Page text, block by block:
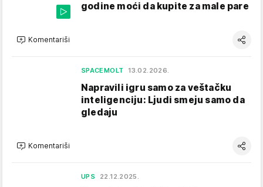
godine moći da kupite za male pare
Komentariši
SPACEMOLT 13.02.2026.
Napravili igru samo za veštačku
inteligenciju: Ljudi smeju samo da
gledaju
Komentariši
UPS 22.12.2025.